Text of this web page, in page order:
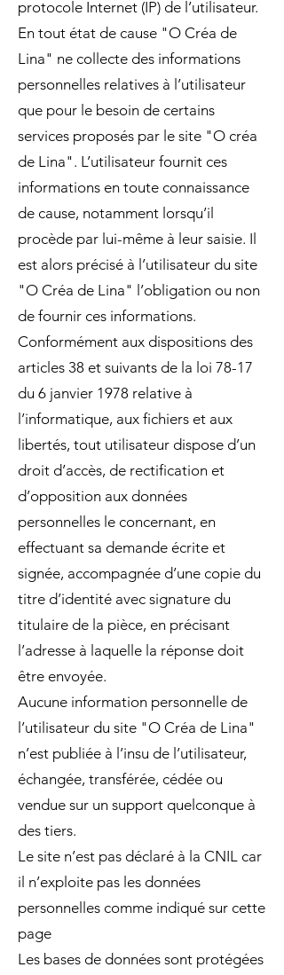
protocole Internet (IP) de l’utilisateur.
En tout état de cause "O Créa de
Lina" ne collecte des informations
personnelles relatives à l’utilisateur
que pour le besoin de certains
services proposés par le site "O créa
de Lina". L’utilisateur fournit ces
informations en toute connaissance
de cause, notamment lorsqu’il
procède par lui-même à leur saisie. Il
est alors précisé à l’utilisateur du site
"O Créa de Lina" l’obligation ou non
de fournir ces informations.
Conformément aux dispositions des
articles 38 et suivants de la loi 78-17
du 6 janvier 1978 relative à
l’informatique, aux fichiers et aux
libertés, tout utilisateur dispose d’un
droit d’accès, de rectification et
d’opposition aux données
personnelles le concernant, en
effectuant sa demande écrite et
signée, accompagnée d’une copie du
titre d’identité avec signature du
titulaire de la pièce, en précisant
l’adresse à laquelle la réponse doit
être envoyée.
Aucune information personnelle de
l’utilisateur du site "O Créa de Lina"
n’est publiée à l’insu de l’utilisateur,
échangée, transférée, cédée ou
vendue sur un support quelconque à
des tiers.
Le site n’est pas déclaré à la CNIL car
il n’exploite pas les données
personnelles comme indiqué sur cette
page
Les bases de données sont protégées